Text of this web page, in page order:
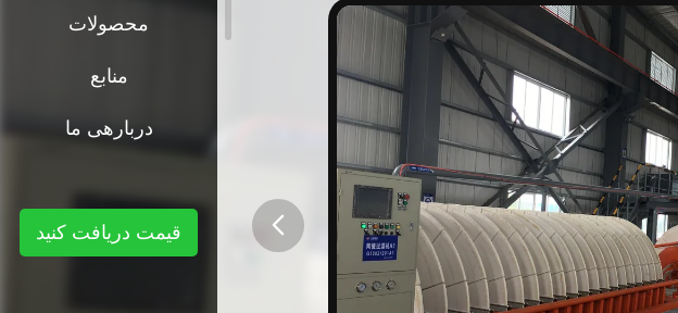
محصولات
منابع
دربارهی ما
قیمت دریافت کنید